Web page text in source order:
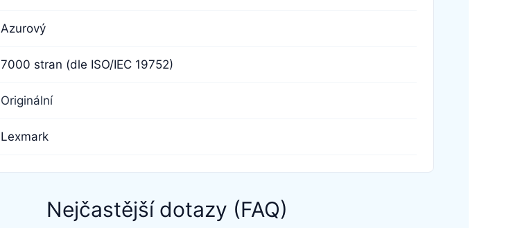
Azurový
7000 stran (dle ISO/IEC 19752)
Originální
Lexmark
Nejčastější dotazy (FAQ)